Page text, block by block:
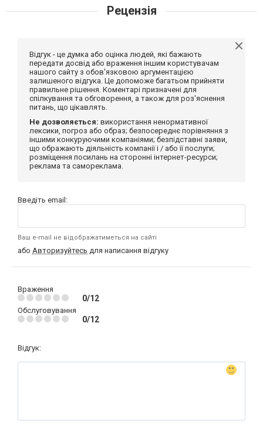
Рецензія
Відгук - це думка або оцінка людей, які бажають
передати досвід або враження іншим користувачам
нашого сайту з обов'язковою аргументацією
залишеного відгука. Це допоможе багатьом прийняти
правильне рішення. Коментарі призначені для
спілкування та обговорення, а також для роз'яснення
питань, що цікавлять.
Не дозволяється: використання ненормативної
лексики, погроз або образ; безпосереднє порівняння з
іншими конкуруючими компаніями; безпідставні заяви,
що ображають діяльність компанії і / або її послуги;
розміщення посилань на сторонні інтернет-ресурси;
реклама та самореклама.
Введіть email:
Ваш e-mail не відображатиметься на сайті
або Авторизуйтесь для написання відгуку
Враження
0/12
Обслуговування
0/12
Відгук: